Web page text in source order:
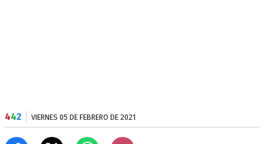
442 VIERNES 05 DE FEBRERO DE 2021